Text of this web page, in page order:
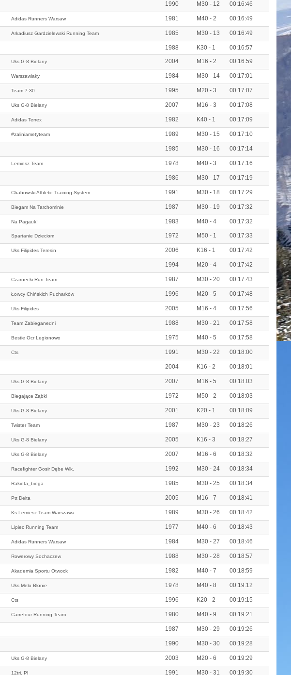
1990 M30 - 12 00:16:46
Adidas Runners Warsaw 1981 M40 - 2 00:16:49
Arkadiusz Gardzielewski Running Team 1985 M30 - 13 00:16:49
1988 K30 - 1
00:16:57
Uks G-8 Bielany 2004 M16 - 2 00:16:59
Warszawiaky 1984 M30 - 14 00:17:01
Team 7:30 1995 M20 - 3 00:17:07
Uks G-8 Bielany 2007 M16 - 3 00:17:08
Adidas Terrex 1982 K40 - 1 00:17:09
#zaliniametyteam 1989 M30 - 15 00:17:10
1985 M30 - 16 00:17:14
Lemiesz Team 1978 M40 - 3 00:17:16
1986 M30 - 17 00:17:19
Chabowski Athletic Training System 1991 M30 - 18 00:17:29
Biegam Na Tarchominie 1987 M30 - 19 00:17:32
Na Pagauk! 1983 M40 - 4 00:17:32
Spartanie Dzieciom 1972 M50 - 1 00:17:33
Uks Filipides Teresin 2006 K16 - 1 00:17:42
1994 M20 - 4 00:17:42
Czarnecki Run Team 1987 M30 - 20 00:17:43
Łowcy Chińskich Pucharków 1996 M20 - 5 00:17:48
Uks Filipides 2005 M16 - 4 00:17:56
Team Zabieganedni 1988 M30 - 21 00:17:58
Bestie Ocr Legionowo 1975 M40 - 5 00:17:58
Cts 1991 M30 - 22 00:18:00
2004 K16 - 2 00:18:01
Uks G-8 Bielany 2007 M16 - 5 00:18:03
Biegające Ząbki 1972 M50 - 2 00:18:03
Uks G-8 Bielany 2001 K20 - 1 00:18:09
Twister Team 1987 M30 - 23 00:18:26
Uks G-8 Bielany 2005 K16 - 3 00:18:27
Uks G-8 Bielany 2007 M16 - 6 00:18:32
Racefighter Gosir Dębe Wlk. 1992 M30 - 24 00:18:34
Rakieta_biega 1985 M30 - 25 00:18:34
Ptt Delta 2005 M16 - 7 00:18:41
Ks Lemiesz Team Warszawa 1989 M30 - 26 00:18:42
Lipiec Running Team 1977 M40 - 6 00:18:43
Adidas Runners Warsaw 1984 M30 - 27 00:18:46
Rowerowy Sochaczew 1988 M30 - 28 00:18:57
Akademia Sportu Otwock 1982 M40 - 7 00:18:59
Uks Melo Błonie 1978 M40 - 8 00:19:12
Cts 1996 K20 - 2 00:19:15
Carrefour Running Team 1980 M40 - 9 00:19:21
1987 M30 - 29 00:19:26
1990 M30 - 30 00:19:28
Uks G-8 Bielany 2003 M20 - 6 00:19:29
12tri. Pl 1991 M30 - 31 00:19:30